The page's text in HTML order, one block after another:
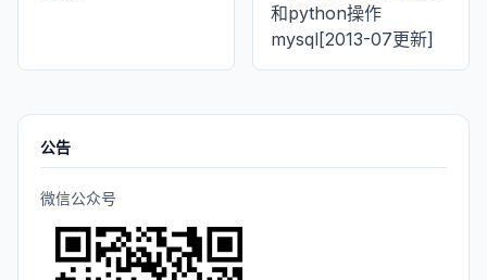
和python操作
mysql[2013-07更新]
公告
微信公众号